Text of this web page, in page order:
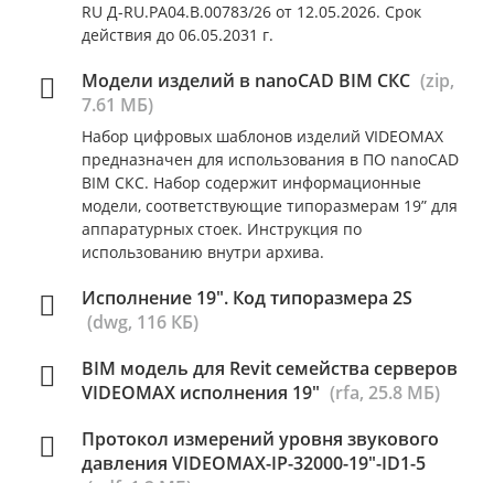
RU Д-RU.РА04.В.00783/26 от 12.05.2026. Срок
действия до 06.05.2031 г.
Модели изделий в nanoCAD BIM СКС (zip,
7.61 МБ)
Набор цифровых шаблонов изделий VIDEOMAX
предназначен для использования в ПО nanoCAD
BIM СКС. Набор содержит информационные
модели, соответствующие типоразмерам 19” для
аппаратурных стоек. Инструкция по
использованию внутри архива.
Исполнение 19". Код типоразмера 2S
(dwg, 116 КБ)
BIM модель для Revit семейства серверов
VIDEOMAX исполнения 19" (rfa, 25.8 МБ)
Протокол измерений уровня звукового
давления VIDEOMAX-IP-32000-19"-ID1-5